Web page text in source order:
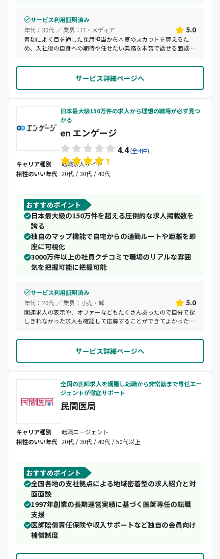
サービス利用証明済み
年代：30代 ／ 業界：IT・メディア
5.0
書類によく目を通した採用担当から本気のスカウトを貰えるた
め、入社後の自身への期待や任せたい業務を本音で話せる面談が
を積みたい転職希望者には、非常に良いサービスだと思う。
サービス詳細ページへ
日本最大級150万件の求人から理想の職場が必ず見つ
かる
en エンゲージ
4.4(全4件)
キャリア種別
転職求人サイト
相性のいい年代 20代 / 30代 / 40代
おすすめポイント
日本最大級の150万件を超える圧倒的な求人掲載数を
誇る
独自のマップ機能で自宅からの通勤ルートや距離を即
座に可視化
3000万件以上の社員クチコミで職場のリアルな雰囲
気を把握可能に把握可能
サービス利用証明済み
年代：20代 ／ 業界：小売・卸
5.0
関連求人の表示や、オファーなどもたくさんあったので自分で探
しきれなかった求人も確認して応募することができてよかったで
関係上で連絡の確認がしやすくて漏れなく迅速に対応することが
できて助かりました。また選考中は原則サービス外のLINEなどで
のやりとりが禁止されているので、最近増えてきた怪しい求人へ
の防止策としても良いかと思います。
サービス詳細ページへ
全国の医師求人を網羅し転職から非常勤まで専任エー
ジェントが徹底サポート
民間医局
キャリア種別
転職エージェント
相性のいい年代 20代 / 30代 / 40代 / 50代以上
おすすめポイント
全国各地の支社拠点による地域密着型の求人紹介と対
面面談
1997年創業の長期運営実績に基づく医師専任の転職
支援
医師賠償責任保険や収入サポートなど独自の会員向け
補償制度